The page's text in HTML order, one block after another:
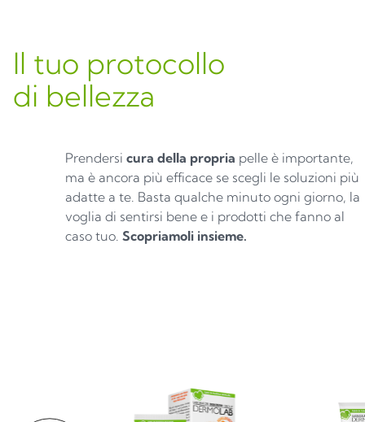
Il tuo protocollo
di bellezza
Prendersi cura della propria pelle è importante,
ma è ancora più efficace se scegli le soluzioni più
adatte a te. Basta qualche minuto ogni giorno, la
voglia di sentirsi bene e i prodotti che fanno al
caso tuo. Scopriamoli insieme.